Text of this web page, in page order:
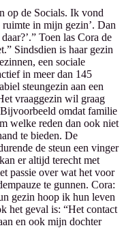
op de Socials. Ik vond
ruimte in mijn gezin’. Dan
Toen las Cora de
Sindsdien is haar gezin
een sociale
in meer dan 145
steungezin aan een
vraaggezin wil graag
omdat familie
welke reden dan ook niet
te bieden. De
de steun een vinger
er altijd terecht met
passie over wat het voor
te gunnen. Cora:
gezin hoop ik hun leven
het geval is: “Het contact
en ook mijn dochter